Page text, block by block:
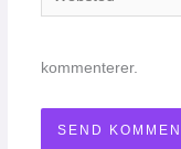
kommenterer.